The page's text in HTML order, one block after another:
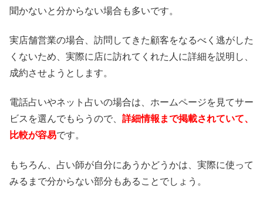
聞かないと分からない場合も多いです。
実店舗営業の場合、訪問してきた顧客をなるべく逃がした
くないため、実際に店に訪れてくれた人に詳細を説明し、
成約させようとします。
電話占いやネット占いの場合は、ホームページを見てサー
ビスを選んでもらうので、 詳細情報まで掲載されていて、
比較が容易です。
もちろん、占い師が自分にあうかどうかは、実際に使って
みるまで分からない部分もあることでしょう。